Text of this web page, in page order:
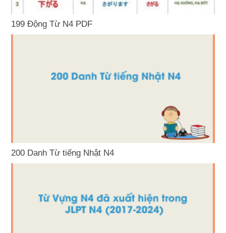
199 Động Từ N4 PDF
200 Danh Từ tiếng Nhật N4